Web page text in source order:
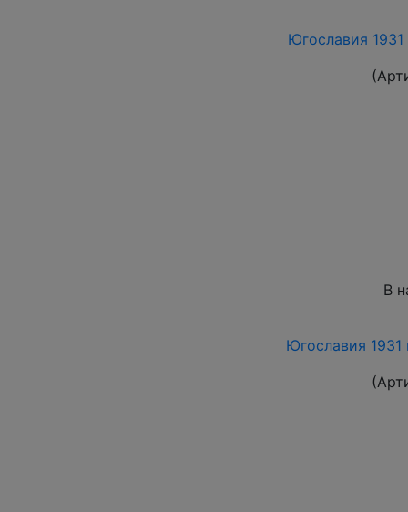
Югославия 1931
В
Югославия 1931